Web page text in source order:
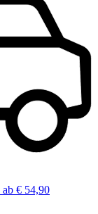
ab € 54,90